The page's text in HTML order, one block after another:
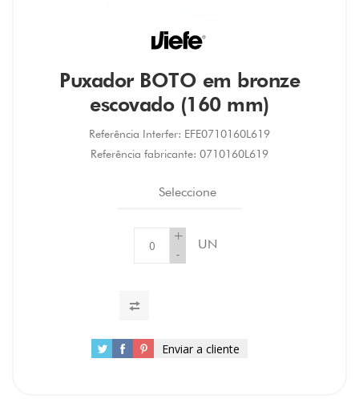
Puxador BOTO em bronze
escovado (160 mm)
Referência Interfer: EFE0710160L619
Referência fabricante: 0710160L619
Seleccione
+
-
UN
Enviar a cliente